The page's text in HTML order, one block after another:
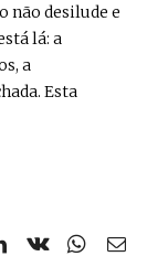
não desilude e
lá: a
a
Esta